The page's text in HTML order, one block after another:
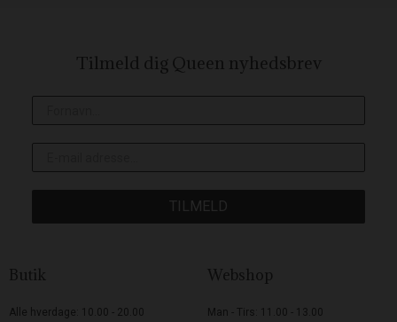
Tilmeld dig Queen nyhedsbrev
TILMELD
Butik
Alle hverdage: 10.00 - 20.00
Webshop
Man - Tirs: 11.00 - 13.00